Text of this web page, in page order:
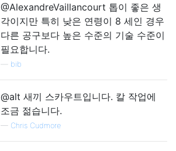
@AlexandreVaillancourt 톱이 좋은 생
각이지만 특히 낮은 연령이 8 세인 경우
다른 공구보다 높은 수준의 기술 수준이
필요합니다.
bib
@alt 새끼 스카우트입니다. 칼 작업에
조금 젊습니다.
— Chris Cudmore